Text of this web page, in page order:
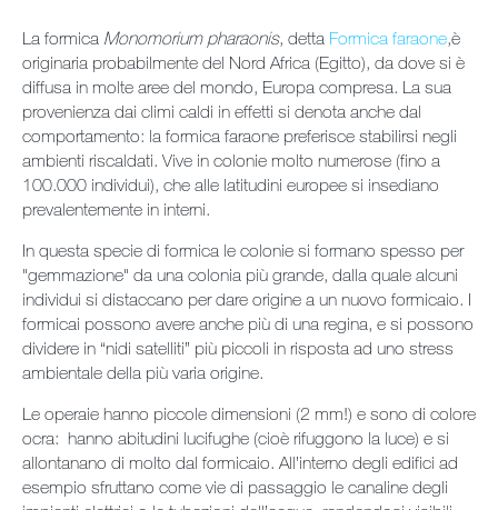
La formica Monomorium pharaonis, detta Formica faraone,è
originaria probabilmente del Nord Africa (Egitto), da dove si è
diffusa in molte aree del mondo, Europa compresa. La sua
provenienza dai climi caldi in effetti si denota anche dal
comportamento: la formica faraone preferisce stabilirsi negli
ambienti riscaldati. Vive in colonie molto numerose (fino a
100.000 individui), che alle latitudini europee si insediano
prevalentemente in interni.
In questa specie di formica le colonie si formano spesso per
"gemmazione" da una colonia più grande, dalla quale alcuni
individui si distaccano per dare origine a un nuovo formicaio. I
formicai possono avere anche più di una regina, e si possono
dividere in “nidi satelliti” più piccoli in risposta ad uno stress
ambientale della più varia origine.
Le operaie hanno piccole dimensioni (2 mm!) e sono di colore
ocra: hanno abitudini lucifughe (cioè rifuggono la luce) e si
allontanano di molto dal formicaio. All’interno degli edifici ad
esempio sfruttano come vie di passaggio le canaline degli